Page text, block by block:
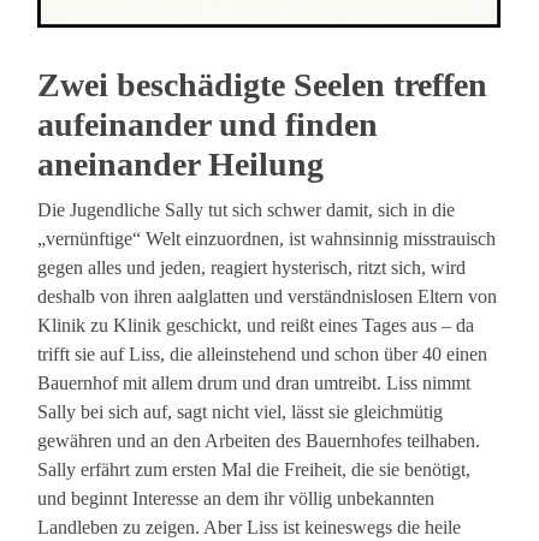
Zwei beschädigte Seelen treffen
aufeinander und finden
aneinander Heilung
Die Jugendliche Sally tut sich schwer damit, sich in die
„vernünftige“ Welt einzuordnen, ist wahnsinnig misstrauisch
gegen alles und jeden, reagiert hysterisch, ritzt sich, wird
deshalb von ihren aalglatten und verständnislosen Eltern von
Klinik zu Klinik geschickt, und reißt eines Tages aus – da
trifft sie auf Liss, die alleinstehend und schon über 40 einen
Bauernhof mit allem drum und dran umtreibt. Liss nimmt
Sally bei sich auf, sagt nicht viel, lässt sie gleichmütig
gewähren und an den Arbeiten des Bauernhofes teilhaben.
Sally erfährt zum ersten Mal die Freiheit, die sie benötigt,
und beginnt Interesse an dem ihr völlig unbekannten
Landleben zu zeigen. Aber Liss ist keineswegs die heile